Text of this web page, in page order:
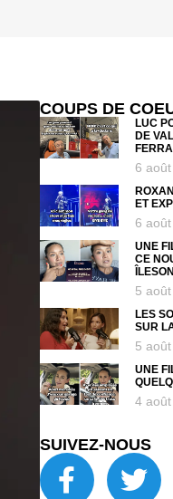
COUPS DE
LUC
DE
6
ET
6
UNE
CE
5
LES
SUR
5
UNE
4
SUIVEZ-NOUS